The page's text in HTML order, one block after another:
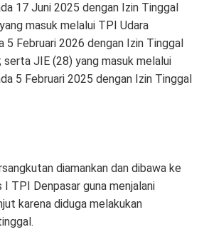
17 Juni 2025 dengan Izin Tinggal
masuk melalui TPI Udara
5 Februari 2026 dengan Izin Tinggal
JIE (28) yang masuk melalui
5 Februari 2025 dengan Izin Tinggal
diamankan dan dibawa ke
TPI Denpasar guna menjalani
karena diduga melakukan